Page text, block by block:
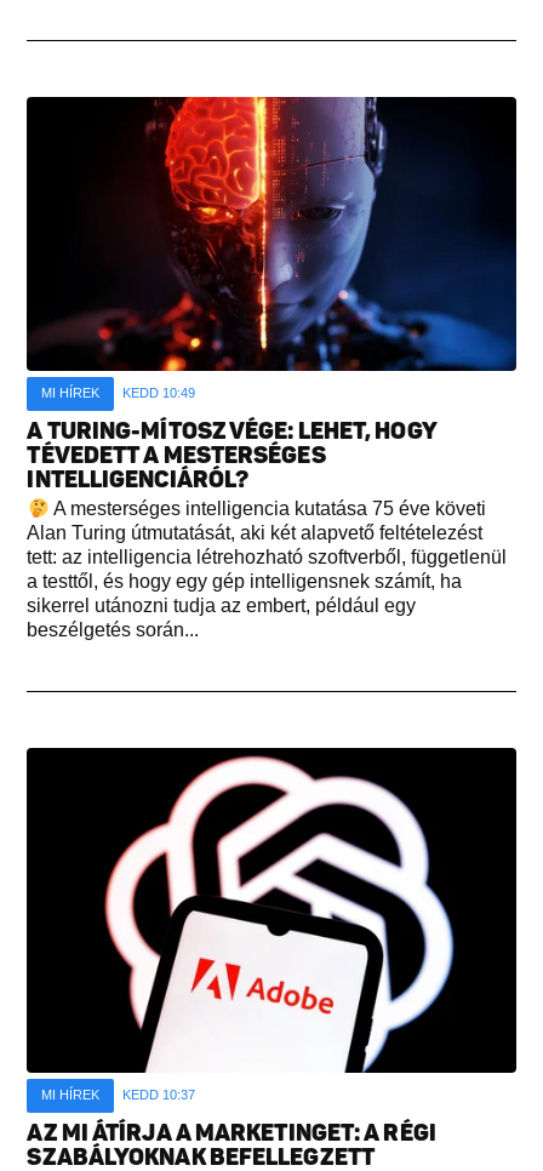
MI HÍREK KEDD 10:49
A TURING-MÍTOSZ VÉGE: LEHET, HOGY
TÉVEDETT A MESTERSÉGES
INTELLIGENCIÁRÓL?
A mesterséges intelligencia kutatása 75 éve követi
Alan Turing útmutatását, aki két alapvető feltételezést
tett: az intelligencia létrehozható szoftverből, függetlenül
a testtől, és hogy egy gép intelligensnek számít, ha
sikerrel utánozni tudja az embert, például egy
beszélgetés során...
MI HÍREK KEDD 10:37
AZ MI ÁTÍRJA A MARKETINGET: A RÉGI
SZABÁLYOKNAK BEFELLEGZETT